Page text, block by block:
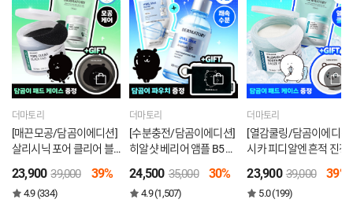
더마토리
[매끈모공/담곰이에디션]
살리시닉 포어 클리어 블
+70매+패드케이스)
23,900 39,000 39%
4.9 (334)
더마토리
[수분충전/담곰이에디션]
히알샷 베리어 앰플 B5 리
치)
24,500 35,000 30%
4.9 (1,507)
더마토리
[열감쿨링/담곰이에디션]
시카 피디알엔 흔적 진정
+70매+패드케이스)
23,900 39,000 39%
5.0 (199)